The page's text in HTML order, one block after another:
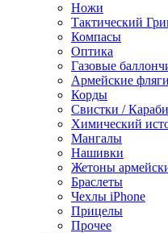
Ножи
Тактический
Компасы
Оптика
Газовые
Армейские
Корды
Свистки /
Химический
Мангалы
Нашивки
Жетоны
Браслеты
Чехлы iPhone
Прицелы
Прочее